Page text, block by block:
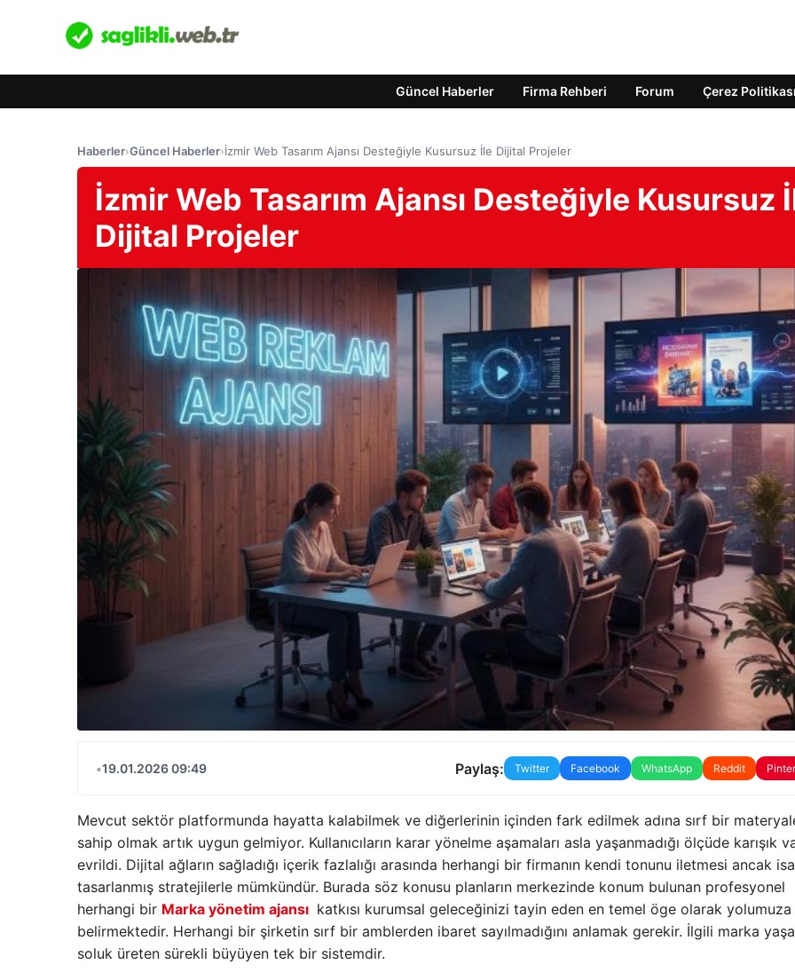
Güncel Haberler Firma Rehberi Forum Çerez Politikası
Haberler›Güncel Haberler›İzmir Web Tasarım Ajansı Desteğiyle Kusursuz İle Dijital Projeler
İzmir Web Tasarım Ajansı Desteğiyle Kusursuz
Dijital Projeler
•19.01.2026 09:49 Paylaş: Twitter Facebook WhatsApp Reddit
Mevcut sektör platformunda hayatta kalabilmek ve diğerlerinin içinden fark edilmek adına sırf bir
sahip olmak artık uygun gelmiyor. Kullanıcıların karar yönelme aşamaları asla yaşanmadığı ölçüde karışık
evrildi. Dijital ağların sağladığı içerik fazlalığı arasında herhangi bir firmanın kendi tonunu iletmesi ancak
tasarlanmış stratejilerle mümkündür. Burada söz konusu planların merkezinde konum bulunan profesyonel
herhangi bir Marka yönetim ajansı katkısı kurumsal geleceğinizi tayin eden en temel öge olarak yolumuza
belirmektedir. Herhangi bir şirketin sırf bir amblerden ibaret sayılmadığını anlamak gerekir. İlgili marka
soluk üreten sürekli büyüyen tek bir sistemdir.